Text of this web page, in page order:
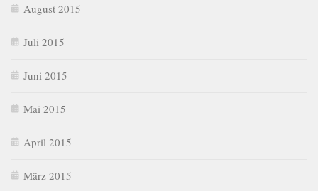
August 2015
Juli 2015
Juni 2015
Mai 2015
April 2015
März 2015